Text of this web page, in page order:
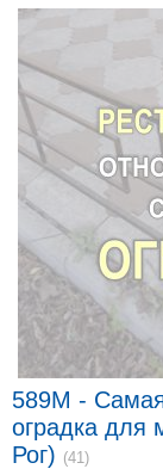
589M -
оградка для
Рог) (41)